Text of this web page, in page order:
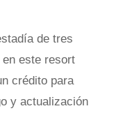
de tres
este resort
crédito para
y actualización